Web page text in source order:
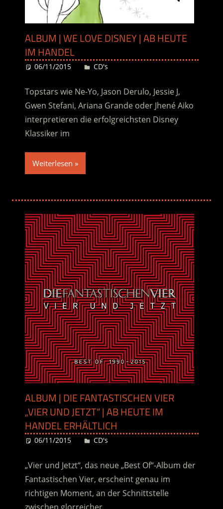
ALBUM | WE LOVE DISNEY | AB HEUTE
IM HANDEL
06/11/2015 Desiree
CD's
Topstars wie Ne-Yo, Jason Derulo, Jessie J,
Gwen Stefani, Ariana Grande oder Jhené Aiko
interpretieren die erfolgreichsten Disney
Klassiker im
Weiterlesen
ALBUM | DIE FANTASTISCHEN VIER
„VIER UND JETZT“ | AB HEUTE IM
HANDEL ERHÄLTLICH
06/11/2015 Desiree
CD's
„Vier und Jetzt“, das neue „Best Of“-Album der
Fantastischen Vier, erscheint genau im
richtigen Moment, an der Schnittstelle